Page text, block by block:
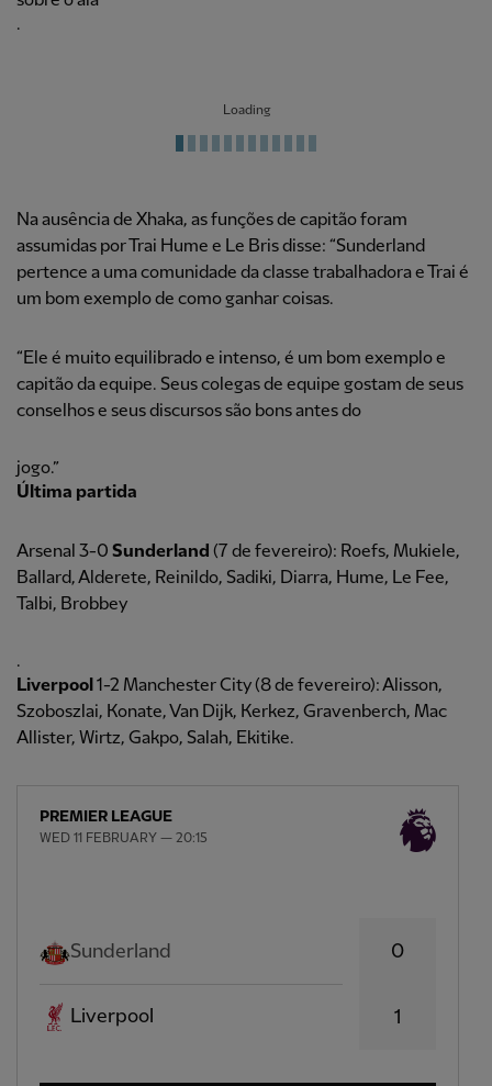
.
Loading
Na ausência de Xhaka, as funções de capitão foram
assumidas por Trai Hume e Le Bris disse: “Sunderland
pertence a uma comunidade da classe trabalhadora e Trai é
um bom exemplo de como ganhar coisas.
“Ele é muito equilibrado e intenso, é um bom exemplo e
capitão da equipe. Seus colegas de equipe gostam de seus
conselhos e seus discursos são bons antes do
jogo.”
Última partida
Arsenal 3-0 Sunderland (7 de fevereiro): Roefs, Mukiele,
Ballard, Alderete, Reinildo, Sadiki, Diarra, Hume, Le Fee,
Talbi, Brobbey
.
Liverpool 1-2 Manchester City (8 de fevereiro): Alisson,
Szoboszlai, Konate, Van Dijk, Kerkez, Gravenberch, Mac
Allister, Wirtz, Gakpo, Salah, Ekitike.
PREMIER LEAGUE
WED 11 FEBRUARY — 20:15
Sunderland
Liverpool
0
1